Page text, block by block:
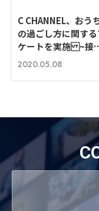
C CHANNEL、おう
の過ごし方に関する
ケートを実施 ~接
2020.05.08